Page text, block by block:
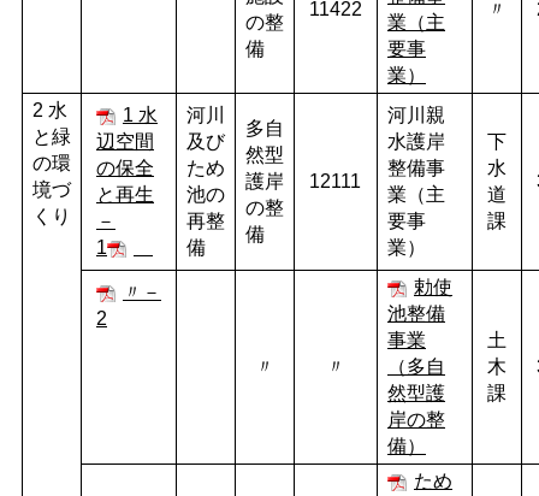
の整
備
11422
業（主
要事
業）
〃
2 水
と緑
の環
境づ
くり
1 水
辺空間
の保全
と再生
－
1
河川
及び
ため
池の
再整
備
多自
然型
護岸
の整
備
12111
河川親
水護岸
整備事
業（主
要事
業）
下
水
道
課
〃－
2
〃 〃
勅使
池整備
事業
（多自
然型護
岸の整
備）
土
木
課
ため